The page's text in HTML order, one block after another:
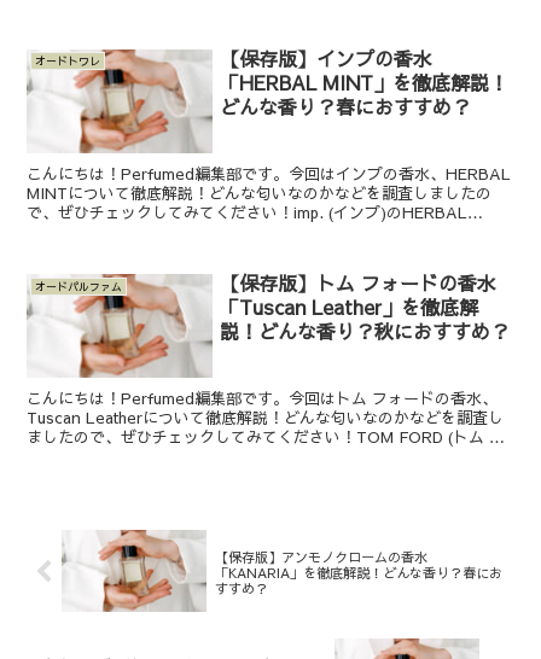
オードトワレ
【保存版】インプの香水
「HERBAL MINT」を徹底解説！
どんな香り？春におすすめ？
こんにちは！Perfumed編集部です。今回はインプの香水、HERBAL
MINTについて徹底解説！どんな匂いなのかなどを調査しましたの
で、ぜひチェックしてみてください！imp. (インプ)のHERBAL
オードパルファム
【保存版】トム フォードの香水
「Tuscan Leather」を徹底解
説！どんな香り？秋におすすめ？
こんにちは！Perfumed編集部です。今回はトム フォードの香水、
Tuscan Leatherについて徹底解説！どんな匂いなのかなどを調査し
ましたので、ぜひチェックしてみてください！TOM FORD (トム フ
【保存版】アンモノクロームの香水
「KANARIA」を徹底解説！どんな香り？春にお
すすめ？